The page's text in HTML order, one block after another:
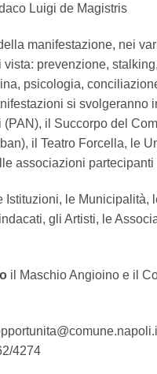
Luigi de Magistris
manifestazione, nei
prevenzione,
psicologia,
si svolgeranno
(PAN), il Succorpo del
il Teatro Forcella, le
associazioni partecipanti
Istituzioni, le
gli Artisti, le
il Maschio Angioino e il
4274